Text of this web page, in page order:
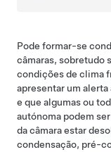
Pode formar-se
câmaras, sobretudo
condições de clima
apresentar um alerta
e que algumas ou
autónoma podem
da câmara estar
condensação, pré-